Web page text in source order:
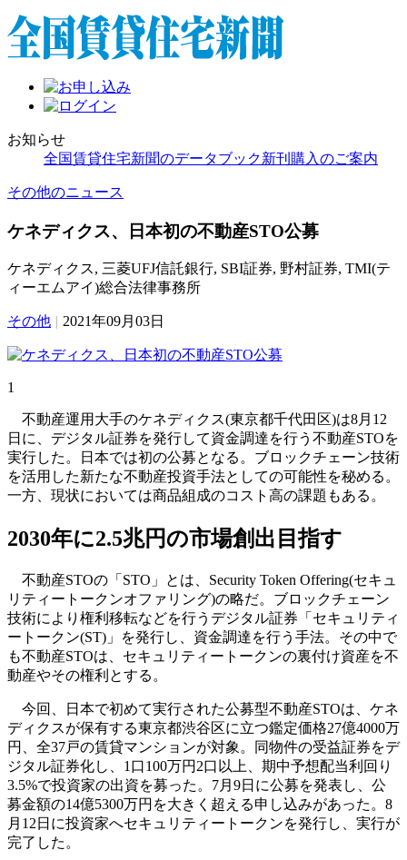
お知らせ
全国賃貸住宅新聞のデータブック新刊購入のご案内
その他のニュース
ケネディクス、日本初の不動産STO公募
ケネディクス, 三菱UFJ信託銀行, SBI証券, 野村証券, TMI(テ
ィーエムアイ)総合法律事務所
その他 | 2021年09月03日
1
不動産運用大手のケネディクス(東京都千代田区)は8月12
日に、デジタル証券を発行して資金調達を行う不動産STOを
実行した。日本では初の公募となる。ブロックチェーン技術
を活用した新たな不動産投資手法としての可能性を秘める。
一方、現状においては商品組成のコスト高の課題もある。
2030年に2.5兆円の市場創出目指す
不動産STOの「STO」とは、Security Token Offering(セキュ
リティートークンオファリング)の略だ。ブロックチェーン
技術により権利移転などを行うデジタル証券「セキュリティ
ートークン(ST)」を発行し、資金調達を行う手法。その中で
も不動産STOは、セキュリティートークンの裏付け資産を不
動産やその権利とする。
今回、日本で初めて実行された公募型不動産STOは、ケネ
ディクスが保有する東京都渋谷区に立つ鑑定価格27億4000万
円、全37戸の賃貸マンションが対象。同物件の受益証券をデ
ジタル証券化し、1口100万円2口以上、期中予想配当利回り
3.5%で投資家の出資を募った。7月9日に公募を発表し、公
募金額の14億5300万円を大きく超える申し込みがあった。8
月12日に投資家へセキュリティートークンを発行し、実行が
完了した。